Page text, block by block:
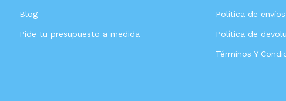
Blog
Pide tu presupuesto a medida
Política de envíos
Política de
Términos Y